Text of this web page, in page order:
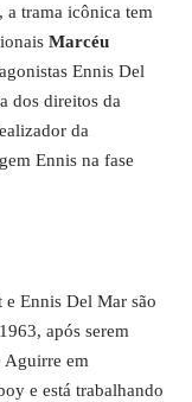
a trama icônica tem
Marcéu
Ennis Del
dos direitos da
da
Ennis na fase
Ennis Del Mar são
após serem
Aguirre em
e está trabalhando